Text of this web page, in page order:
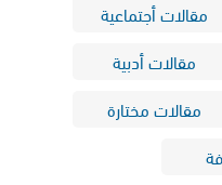
مقالات أجتماعية
مقالات أدبية
مقالات مختارة